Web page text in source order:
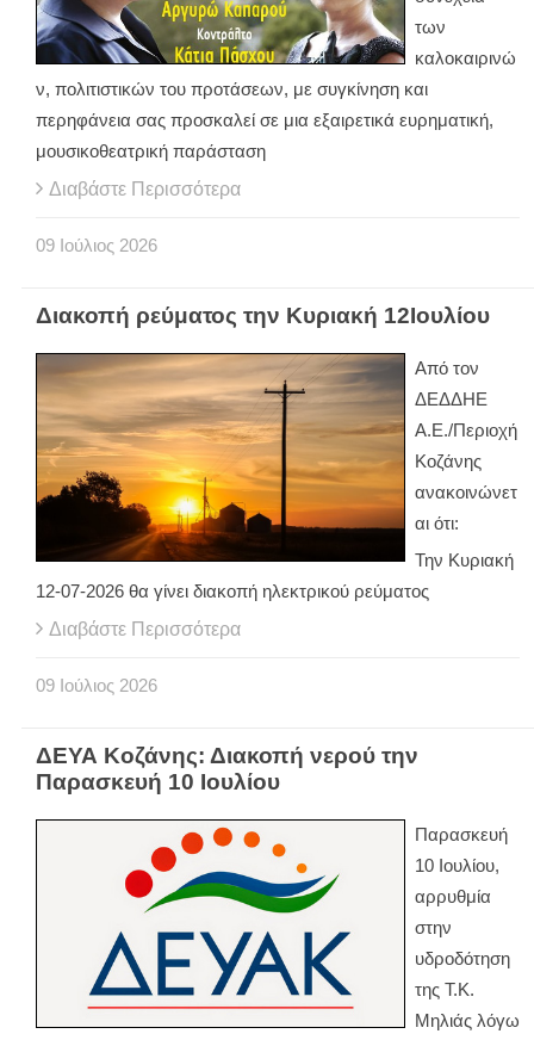
των
καλοκαιρινώ
ν, πολιτιστικών του προτάσεων, με συγκίνηση και
περηφάνεια σας προσκαλεί σε μια εξαιρετικά ευρηματική,
μουσικοθεατρική παράσταση
Διαβάστε Περισσότερα
09 Ιούλιος 2026
Διακοπή ρεύματος την Κυριακή 12Ιουλίου
Από τον
ΔΕΔΔΗΕ
Α.Ε./Περιοχή
Κοζάνης
ανακοινώνετ
αι ότι:
Την Κυριακή
12-07-2026 θα γίνει διακοπή ηλεκτρικού ρεύματος
Διαβάστε Περισσότερα
09 Ιούλιος 2026
ΔΕΥΑ Κοζάνης: Διακοπή νερού την
Παρασκευή 10 Ιουλίου
Παρασκευή
10 Ιουλίου,
αρρυθμία
στην
υδροδότηση
της Τ.Κ.
Μηλιάς λόγω